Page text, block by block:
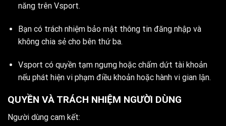
năng trên Vsport.
Bạn có trách nhiệm bảo mật thông tin đăng nhập và
không chia sẻ cho bên thứ ba.
Vsport có quyền tạm ngưng hoặc chấm dứt tài khoản
nếu phát hiện vi phạm điều khoản hoặc hành vi gian lận.
QUYỀN VÀ TRÁCH NHIỆM NGƯỜI DÙNG
Người dùng cam kết: